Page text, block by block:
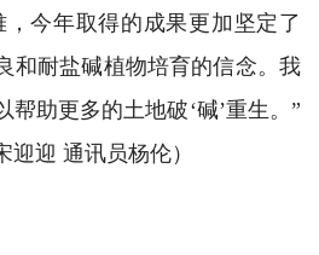
，今年取得的成果更加坚定了
和耐盐碱植物培育的信念。我
助更多的土地破‘碱’重生。”
迎 通讯员杨伦）